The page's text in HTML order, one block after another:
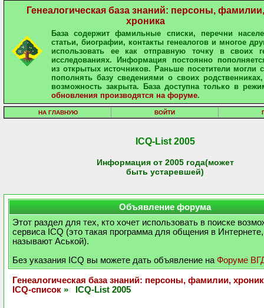
Генеалогическая база знаний: персоны, фамилии,
хроника
База содержит фамильные списки, перечни
статьи, биографии, контакты генеалогов и многое
использовать ее как отправную точку в своих
исследованиях. Информация постоянно
из открытых источников. Раньше посетители могли
пополнять базу сведениями о своих
возможность закрыта. База доступна только в
обновления производятся на форуме.
НА ГЛАВНУЮ ВОЙТИ
ICQ-List 2005
Информация от 2005 года(может
быть устаревшей)
Объявление форума
Этот раздел для тех, кто хочет использовать в поиске
сервиса ICQ (это такая программа для общения в
называют Аськой).
Без указания ICQ вы можете дать объявление на Форуме
Генеалогическая база знаний: персоны, фамилии,
ICQ-список » ICQ-List 2005